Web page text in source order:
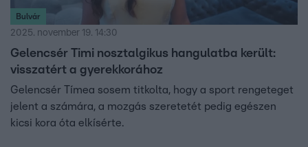
Bulvár
2025. november 19. 14:30
Gelencsér Timi nosztalgikus hangulatba került:
visszatért a gyerekkorához
Gelencsér Tímea sosem titkolta, hogy a sport rengeteget
jelent a számára, a mozgás szeretetét pedig egészen
kicsi kora óta elkísérte.